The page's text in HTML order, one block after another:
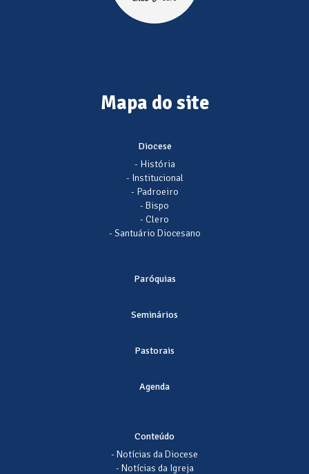
Mapa do site
Diocese
- História
- Institucional
- Padroeiro
- Bispo
- Clero
- Santuário Diocesano
Paróquias
Seminários
Pastorais
Agenda
Conteúdo
- Notícias da Diocese
- Notícias da Igreja